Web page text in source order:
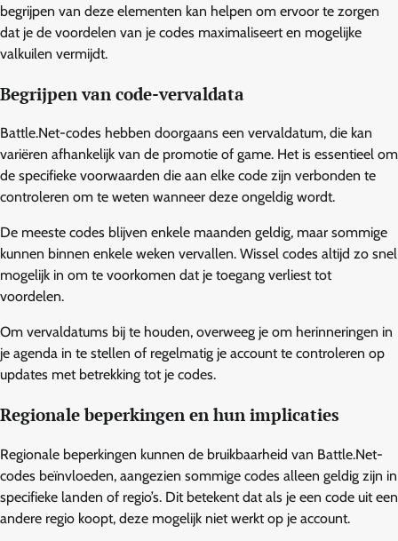
begrijpen van deze elementen kan helpen om ervoor te zorgen
dat je de voordelen van je codes maximaliseert en mogelijke
valkuilen vermijdt.
Begrijpen van code-vervaldata
Battle.Net-codes hebben doorgaans een vervaldatum, die kan
variëren afhankelijk van de promotie of game. Het is essentieel om
de specifieke voorwaarden die aan elke code zijn verbonden te
controleren om te weten wanneer deze ongeldig wordt.
De meeste codes blijven enkele maanden geldig, maar sommige
kunnen binnen enkele weken vervallen. Wissel codes altijd zo snel
mogelijk in om te voorkomen dat je toegang verliest tot
voordelen.
Om vervaldatums bij te houden, overweeg je om herinneringen in
je agenda in te stellen of regelmatig je account te controleren op
updates met betrekking tot je codes.
Regionale beperkingen en hun implicaties
Regionale beperkingen kunnen de bruikbaarheid van Battle.Net-
codes beïnvloeden, aangezien sommige codes alleen geldig zijn in
specifieke landen of regio’s. Dit betekent dat als je een code uit een
andere regio koopt, deze mogelijk niet werkt op je account.